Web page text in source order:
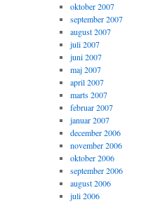
oktober 2007
september 2007
august 2007
juli 2007
juni 2007
maj 2007
april 2007
marts 2007
februar 2007
januar 2007
december 2006
november 2006
oktober 2006
september 2006
august 2006
juli 2006